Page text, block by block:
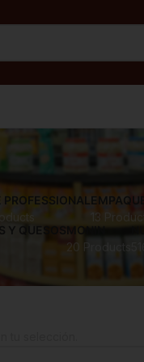
PROFESSIONAL
13
Y QUESOS
MONIN
20 Products